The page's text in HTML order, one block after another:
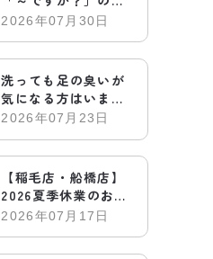
電話についてお答え
2026年07月30日
洗っても足の臭いが
気になる方はいませ
んか？
2026年07月23日
【稲毛店・船橋店】
2026夏季休業のお知
らせ
2026年07月17日